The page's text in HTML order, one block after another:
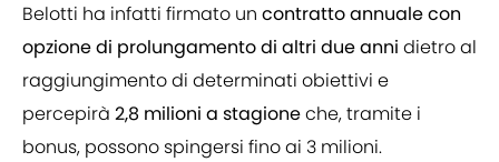
Belotti ha infatti firmato un contratto annuale con
opzione di prolungamento di altri due anni dietro al
raggiungimento di determinati obiettivi e
percepirà 2,8 milioni a stagioneche, tramite i
bonus, possono spingersi fino ai 3 milioni.